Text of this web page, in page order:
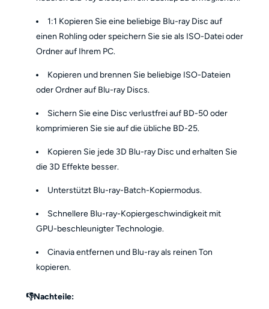
1:1 Kopieren Sie eine beliebige Blu-ray Disc auf
einen Rohling oder speichern Sie sie als ISO-Datei oder
Ordner auf Ihrem PC.
Kopieren und brennen Sie beliebige ISO-Dateien
oder Ordner auf Blu-ray Discs.
Sichern Sie eine Disc verlustfrei auf BD-50 oder
komprimieren Sie sie auf die übliche BD-25.
Kopieren Sie jede 3D Blu-ray Disc und erhalten Sie
die 3D Effekte besser.
Unterstützt Blu-ray-Batch-Kopiermodus.
Schnellere Blu-ray-Kopiergeschwindigkeit mit
GPU-beschleunigter Technologie.
Cinavia entfernen und Blu-ray als reinen Ton
kopieren.
👎Nachteile: